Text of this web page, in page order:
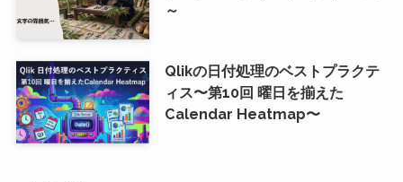
～
Qlikの日付処理のベストプラクテ
ィス〜第10回 曜日を揃えた
Calendar Heatmap〜